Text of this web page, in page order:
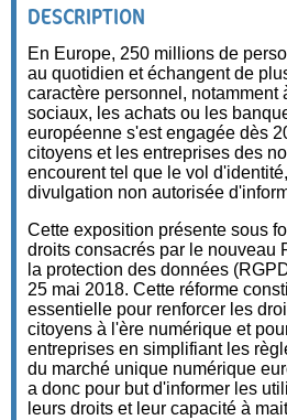
DESCRIPTION
En Europe, 250 millions de
au quotidien et échangent de
caractère personnel, notamment
sociaux, les achats ou les
européenne s'est engagée dès
citoyens et les entreprises des
encourent tel que le vol
divulgation non autorisée
Cette exposition présente sous
droits consacrés par le nouveau
la protection des données
25 mai 2018. Cette réforme
essentielle pour renforcer les
citoyens à l'ère numérique et
entreprises en simplifiant les
du marché unique numérique
a donc pour but d'informer les
leurs droits et leur capacité à